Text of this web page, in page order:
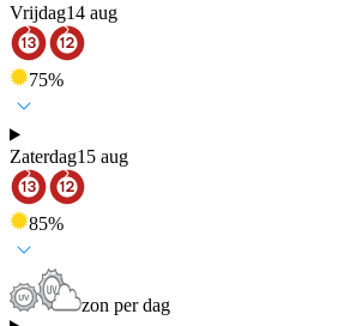
Vrijdag14 aug
75%
Zaterdag15 aug
85%
zon per dag